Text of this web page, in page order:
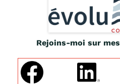
Rejoins-moi sur